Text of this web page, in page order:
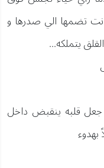
تضمها الي صدرها و
يتملكه...
جعل قلبه ينقبض داخل